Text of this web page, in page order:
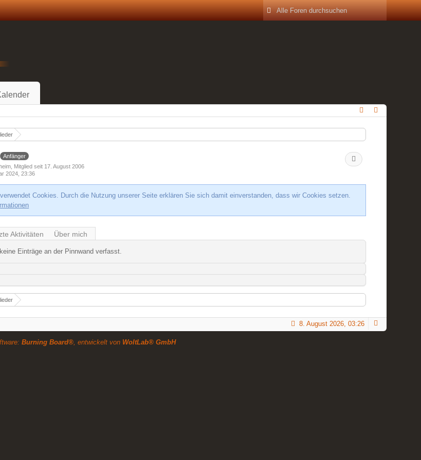
Anfänger
Mitglied seit 17. August 2006
2024, 23:36
Cookies. Durch die Nutzung unserer Seite erklären Sie sich damit einverstanden, dass wir Cookies setzen.
Aktivitäten Über mich
Einträge an der Pinnwand verfasst.
8. August 2026, 03:26
Burning Board®, entwickelt von WoltLab® GmbH